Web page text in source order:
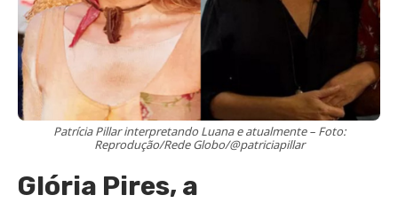
Patrícia Pillar interpretando Luana e atualmente – Foto:
Reprodução/Rede Globo/@patriciapillar
Glória Pires, a